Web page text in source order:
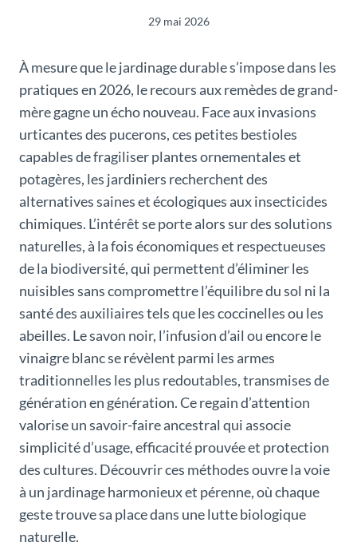
29 mai 2026
À mesure que le jardinage durable s’impose dans les
pratiques en 2026, le recours aux remèdes de grand-
mère gagne un écho nouveau. Face aux invasions
urticantes des pucerons, ces petites bestioles
capables de fragiliser plantes ornementales et
potagères, les jardiniers recherchent des
alternatives saines et écologiques aux insecticides
chimiques. L’intérêt se porte alors sur des solutions
naturelles, à la fois économiques et respectueuses
de la biodiversité, qui permettent d’éliminer les
nuisibles sans compromettre l’équilibre du sol ni la
santé des auxiliaires tels que les coccinelles ou les
abeilles. Le savon noir, l’infusion d’ail ou encore le
vinaigre blanc se révèlent parmi les armes
traditionnelles les plus redoutables, transmises de
génération en génération. Ce regain d’attention
valorise un savoir-faire ancestral qui associe
simplicité d’usage, efficacité prouvée et protection
des cultures. Découvrir ces méthodes ouvre la voie
à un jardinage harmonieux et pérenne, où chaque
geste trouve sa place dans une lutte biologique
naturelle.